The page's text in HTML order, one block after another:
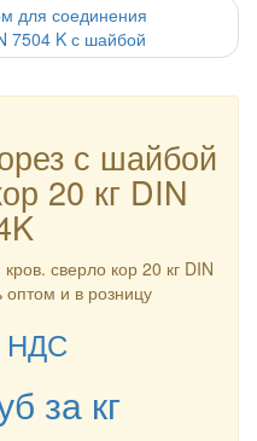
для соединения
7504 K с шайбой
с шайбой
20 кг DIN
сверло кор 20 кг DIN
оптом и в розницу
НДС
за кг